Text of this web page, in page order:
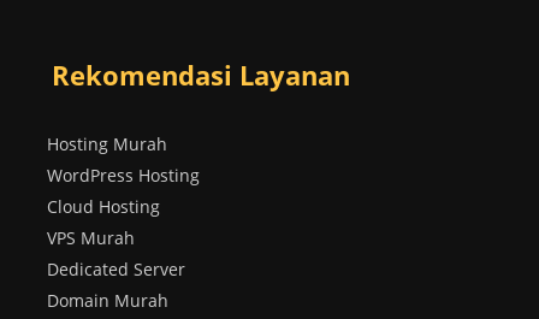
Rekomendasi Layanan
Hosting Murah
WordPress Hosting
Cloud Hosting
VPS Murah
Dedicated Server
Domain Murah